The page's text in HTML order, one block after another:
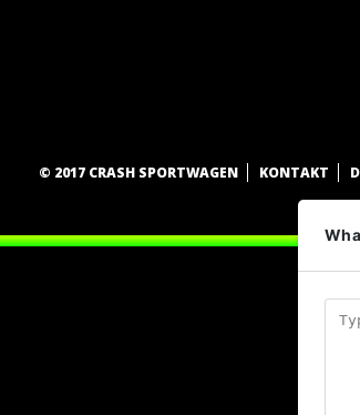
© 2017 CRASH SPORTWAGEN KONTAKT